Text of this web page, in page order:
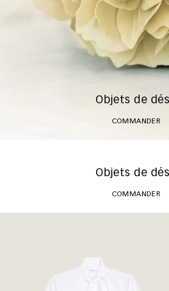
Objets de
COMMANDER
Objets de
COMMANDER